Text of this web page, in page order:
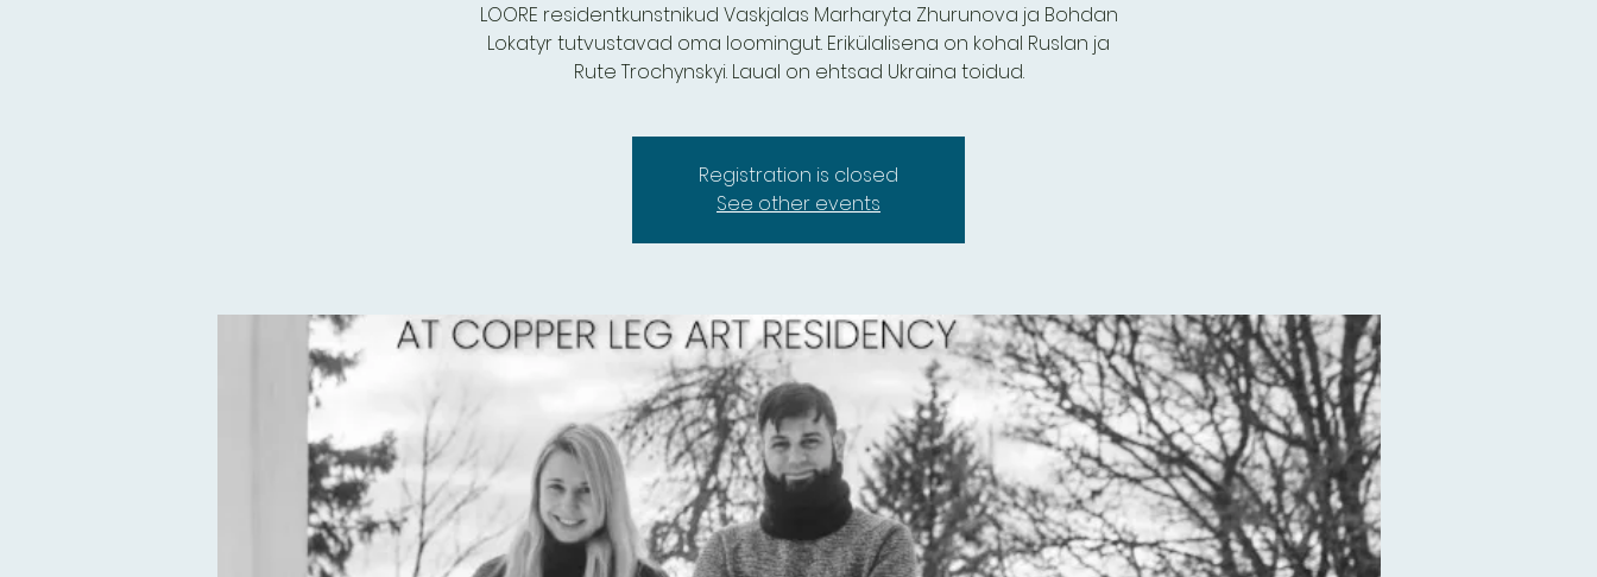
LOORE residentkunstnikud Vaskjalas Marharyta Zhurunova ja Bohdan
Lokatyr tutvustavad oma loomingut. Erikülalisena on kohal Ruslan ja
Rute Trochynskyi. Laual on ehtsad Ukraina toidud.
Registration is closed
See other events